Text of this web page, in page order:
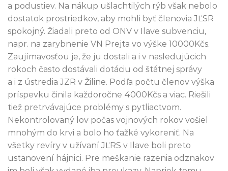
a podustiev. Na nákup ušlachtilých rýb však nebolo
dostatok prostriedkov, aby mohli byť členovia JĽSR
spokojný. Žiadali preto od ONV v Ilave subvenciu,
napr. na zarybnenie VN Prejta vo výške 10000Kčs.
Zaujímavosťou je, že ju dostali a i v nasledujúcich
rokoch často dostávali dotáciu od štátnej správy
a i z ústredia JZR v Žiline. Podľa počtu členov výška
príspevku činila každoročne 4000Kčs a viac. Riešili
tiež pretrvávajúce problémy s pytliactvom.
Nekontrolovaný lov počas vojnových rokov vošiel
mnohým do krvi a bolo ho ťažké vykoreniť. Na
všetky revíry v užívaní JĽRS v Ilave boli preto
ustanovení hájnici. Pre meškanie razenia odznakov